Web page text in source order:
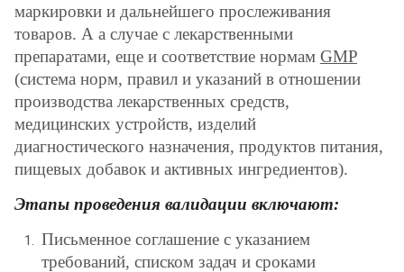
маркировки и дальнейшего прослеживания
товаров. А а случае с лекарственными
препаратами, еще и соответствие нормам GMP
(система норм, правил и указаний в отношении
производства лекарственных средств,
медицинских устройств, изделий
диагностического назначения, продуктов питания,
пищевых добавок и активных ингредиентов).
Этапы проведения валидации включают:
Письменное соглашение с указанием
требований, списком задач и сроками